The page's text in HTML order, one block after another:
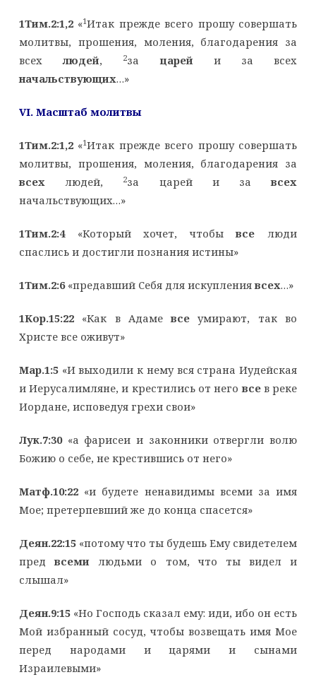
1Тим.2:1,2«1Итак прежде всего прошу совершать
молитвы, прошения, моления, благодарения за
всехлюдей, 2зацарейи за всех
начальствующих…»
VI. Масштаб молитвы
1Тим.2:1,2«1Итак прежде всего прошу совершать
молитвы, прошения, моления, благодарения за
всехлюдей, 2за царей и завсех
начальствующих…»
1Тим.2:4«Который хочет, чтобывсе люди
спаслись и достигли познания истины»
1Тим.2:6«предавший Себя для искуплениявсех…»
1Кор.15:22«Как в Адамевсе умирают, так во
Христе все оживут»
Мар.1:5«И выходили к нему вся страна Иудейская
и Иерусалимляне, и крестились от неговсев реке
Иордане, исповедуя грехи свои»
Лук.7:30«а фарисеи и законники отвергли волю
Божию о себе, не крестившись от него»
Матф.10:22«и будете ненавидимы всеми за имя
Мое; претерпевший же до конца спасется»
Деян.22:15«потому что ты будешь Ему свидетелем
предвсемилюдьми о том, что ты видел и
слышал»
Деян.9:15«Но Господь сказал ему: иди, ибо он есть
Мой избранный сосуд, чтобы возвещать имя Мое
перед народами и царями и сынами
Израилевыми»